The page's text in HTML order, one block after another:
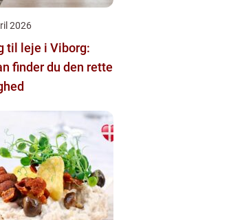
2026
til leje i Viborg:
finder du den rette